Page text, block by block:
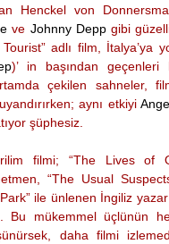
Henckel von
ve Johnny Deppgibi
adlı film, İtalya’ya
)’ in başından geçenleri
çekilen sahneler,
aynı etkiyi
şüphesiz.
filmi; “The Lives of
“The Usual
ile ünlenen İngiliz
Bu mükemmel üçlünün
daha filmi